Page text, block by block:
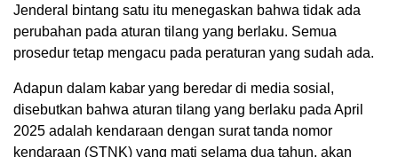
Jenderal bintang satu itu menegaskan bahwa tidak ada
perubahan pada aturan tilang yang berlaku. Semua
prosedur tetap mengacu pada peraturan yang sudah ada.
Adapun dalam kabar yang beredar di media sosial,
disebutkan bahwa aturan tilang yang berlaku pada April
2025 adalah kendaraan dengan surat tanda nomor
kendaraan (STNK) yang mati selama dua tahun, akan